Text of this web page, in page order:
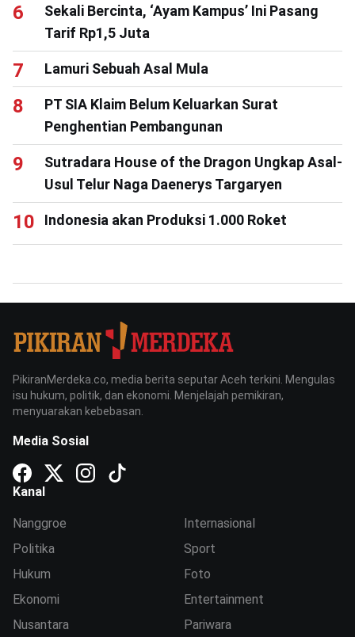
Sekali Bercinta, ‘Ayam Kampus’ Ini Pasang
Tarif Rp1,5 Juta
Lamuri Sebuah Asal Mula
PT SIA Klaim Belum Keluarkan Surat
Penghentian Pembangunan
Sutradara House of the Dragon Ungkap Asal-
Usul Telur Naga Daenerys Targaryen
Indonesia akan Produksi 1.000 Roket
PikiranMerdeka.co, media berita seputar Aceh terkini. Mengulas
isu hukum, politik, dan ekonomi. Menjelajah pemikiran,
menyuarakan kebebasan.
Media Sosial
Kanal
Nanggroe
Politika
Hukum
Ekonomi
Nusantara
Internasional
Sport
Foto
Entertainment
Pariwara